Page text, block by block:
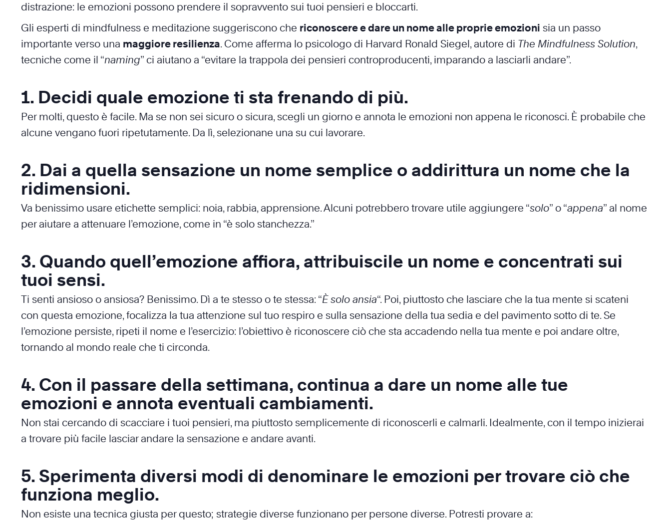
distrazione: le emozioni possono prendere il sopravvento sui tuoi pensieri e bloccarti.
Gli esperti di mindfulness e meditazione suggeriscono che riconoscere e dare un nome alle proprie emozioni sia un passo
importante verso una maggiore resilienza. Come afferma lo psicologo di Harvard Ronald Siegel, autore di The Mindfulness Solution,
tecniche come il “naming” ci aiutano a “evitare la trappola dei pensieri controproducenti, imparando a lasciarli andare”.
1. Decidi quale emozione ti sta frenando di più.
Per molti, questo è facile. Ma se non sei sicuro o sicura, scegli un giorno e annota le emozioni non appena le riconosci. È probabile che
alcune vengano fuori ripetutamente. Da lì, selezionane una su cui lavorare.
2. Dai a quella sensazione un nome semplice o addirittura un nome che la
ridimensioni.
Va benissimo usare etichette semplici: noia, rabbia, apprensione. Alcuni potrebbero trovare utile aggiungere “solo” o “appena” al nome
per aiutare a attenuare l’emozione, come in “è solo stanchezza.”
3. Quando quell’emozione affiora, attribuiscile un nome e concentrati sui
tuoi sensi.
Ti senti ansioso o ansiosa? Benissimo. Dì a te stesso o te stessa: “È solo ansia“. Poi, piuttosto che lasciare che la tua mente si scateni
con questa emozione, focalizza la tua attenzione sul tuo respiro e sulla sensazione della tua sedia e del pavimento sotto di te. Se
l’emozione persiste, ripeti il nome e l’esercizio: l’obiettivo è riconoscere ciò che sta accadendo nella tua mente e poi andare oltre,
tornando al mondo reale che ti circonda.
4. Con il passare della settimana, continua a dare un nome alle tue
emozioni e annota eventuali cambiamenti.
Non stai cercando di scacciare i tuoi pensieri, ma piuttosto semplicemente di riconoscerli e calmarli. Idealmente, con il tempo inizierai
a trovare più facile lasciar andare la sensazione e andare avanti.
5. Sperimenta diversi modi di denominare le emozioni per trovare ciò che
funziona meglio.
Non esiste una tecnica giusta per questo; strategie diverse funzionano per persone diverse. Potresti provare a: